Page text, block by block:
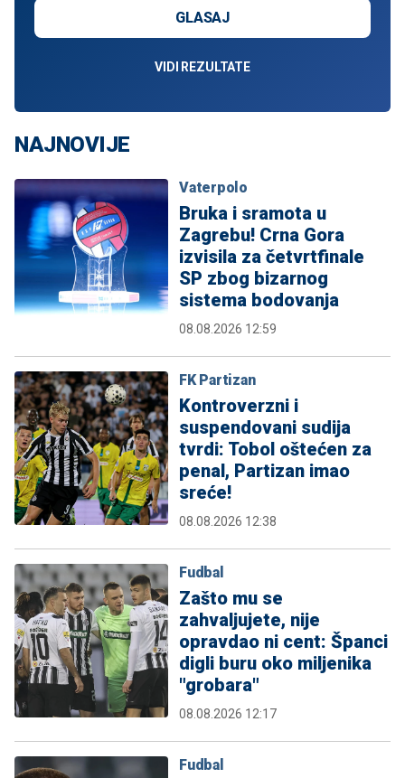
GLASAJ
VIDI REZULTATE
NAJNOVIJE
Vaterpolo
Bruka i sramota u
Zagrebu! Crna Gora
izvisila za četvrtfinale
SP zbog bizarnog
sistema bodovanja
08.08.2026 12:59
FK Partizan
Kontroverzni i
suspendovani sudija
tvrdi: Tobol oštećen za
penal, Partizan imao
sreće!
08.08.2026 12:38
Fudbal
Zašto mu se
zahvaljujete, nije
opravdao ni cent: Španci
digli buru oko miljenika
"grobara"
08.08.2026 12:17
Fudbal